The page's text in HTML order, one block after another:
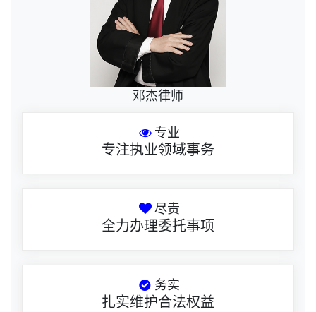
邓杰律师
专业
专注执业领域事务
尽责
全力办理委托事项
务实
扎实维护合法权益